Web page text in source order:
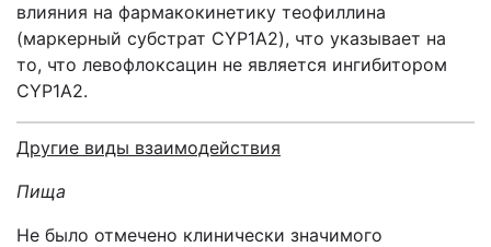
влияния на фармакокинетику теофиллина
(маркерный субстрат CYP1A2), что указывает на
то, что левофлоксацин не является ингибитором
CYP1A2.
Другие виды взаимодействия
Пища
Не было отмечено клинически значимого